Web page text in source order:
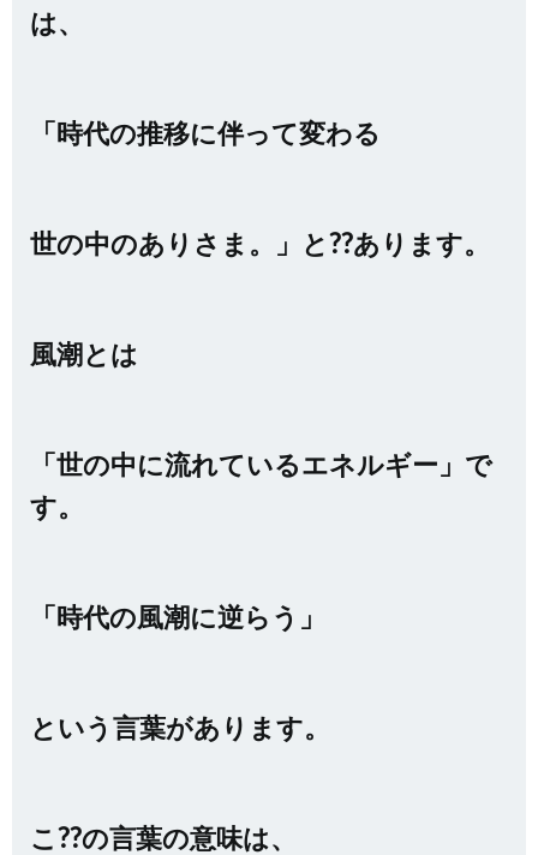
は、
「時代の推移に伴って変わる
世の中のありさま。」と??あります。
風潮とは
「世の中に流れているエネルギー」で
す。
「時代の風潮に逆らう」
という言葉があります。
こ??の言葉の意味は、